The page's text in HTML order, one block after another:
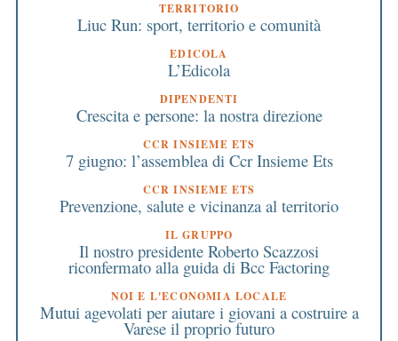
TERRITORIO
Liuc Run: sport, territorio e comunità
EDICOLA
L’Edicola
DIPENDENTI
Crescita e persone: la nostra direzione
CCR INSIEME ETS
7 giugno: l’assemblea di Ccr Insieme Ets
CCR INSIEME ETS
Prevenzione, salute e vicinanza al territorio
IL GRUPPO
Il nostro presidente Roberto Scazzosi
riconfermato alla guida di Bcc Factoring
NOI E L'ECONOMIA LOCALE
Mutui agevolati per aiutare i giovani a costruire a
Varese il proprio futuro